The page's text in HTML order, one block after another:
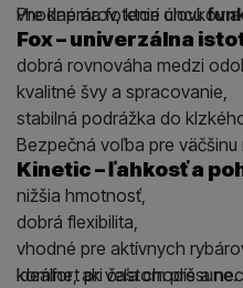
vhodné na fotenie úlovkov
Pre kaprárov, ktorí chcú
Fox – univerzálna
dobrá rovnováha medzi
kvalitné švy a spracovanie,
stabilná podrážka do
Bezpečná voľba pre väčšinu
Kinetic – ľahkosť a
nižšia hmotnosť,
dobrá flexibilita,
vhodné pre aktívnych
komfort pri častom presune.
Ideálne, ak veľa chodíš a